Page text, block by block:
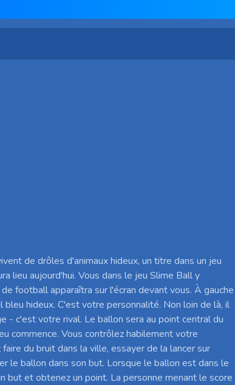
de drôles d'animaux hideux, un titre dans un jeu
lieu aujourd'hui. Vous dans le jeu Slime Ball y
football apparaîtra sur l'écran devant vous. À gauche
bleu hideux. C'est votre personnalité. Non loin de là, il
- c'est votre rival. Le ballon sera au point central du
commence. Vous contrôlez habilement votre
du bruit dans la ville, essayer de la lancer sur
le ballon dans son but. Lorsque le ballon est dans le
but et obtenez un point. La personne menant le score